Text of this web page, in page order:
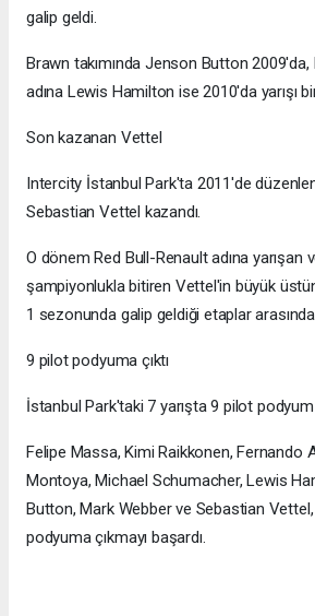
galip geldi.
Brawn takımında Jenson Button
adına Lewis Hamilton ise 2010'da yarışı
Son kazanan Vettel
Intercity İstanbul Park'ta 2011'de
Sebastian Vettel kazandı.
O dönem Red Bull-Renault adına yarışan
şampiyonlukla bitiren Vettel'in büyük
1 sezonunda galip geldiği etaplar
9 pilot podyuma çıktı
İstanbul Park'taki 7 yarışta 9 pilot podyum
Felipe Massa, Kimi Raikkonen, Fernando
Montoya, Michael Schumacher, Lewis
Button, Mark Webber ve Sebastian
podyuma çıkmayı başardı.